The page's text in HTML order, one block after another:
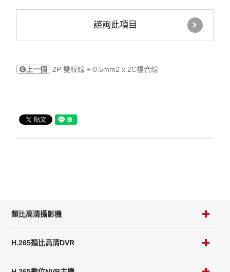
類比高清攝影機
H.265類比高清DVR
諮詢此項目
上一個 2P 雙絞線 + 0.5mm2 x 2C複合線